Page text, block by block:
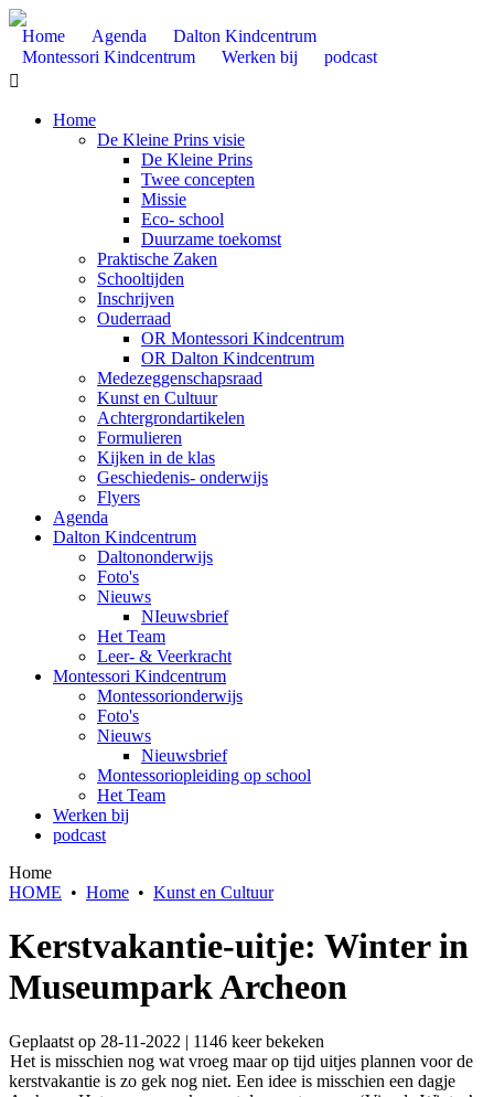
Home Agenda
Dalton Kindcentrum
Montessori Kindcentrum
Werken bij
podcast

Home
De Kleine Prins visie
De Kleine Prins
Twee concepten
Missie
Eco- school
Duurzame toekomst
Praktische Zaken
Schooltijden
Inschrijven
Ouderraad
OR Montessori Kindcentrum
OR Dalton Kindcentrum
Medezeggenschapsraad
Kunst en Cultuur
Achtergrondartikelen
Formulieren
Kijken in de klas
Geschiedenis- onderwijs
Flyers
Agenda
Dalton Kindcentrum
Daltononderwijs
Foto's
Nieuws
NIeuwsbrief
Het Team
Leer- & Veerkracht
Montessori Kindcentrum
Montessorionderwijs
Foto's
Nieuws
Nieuwsbrief
Montessoriopleiding op school
Het Team
Werken bij
podcast
Home
HOME • Home • Kunst en Cultuur
Kerstvakantie-uitje: Winter in
Museumpark Archeon
Geplaatst op 28-11-2022 | 1146 keer bekeken
Het is misschien nog wat vroeg maar op tijd uitjes plannen voor de
kerstvakantie is zo gek nog niet. Een idee is misschien een dagje